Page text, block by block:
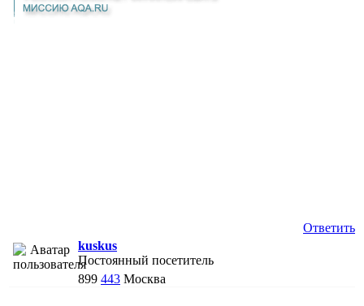
Ответить
kuskus
Постоянный посетитель
899 443 Москва